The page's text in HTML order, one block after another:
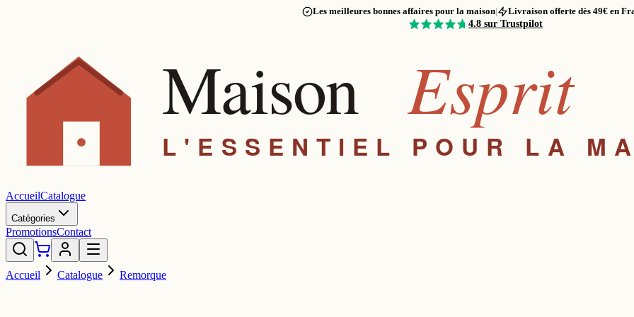
Les meilleures bonnes affaires pour la maison|
Livraison offerte dès 49€ en
4.8 sur Trustpilot
AccueilCatalogue
Catégories
PromotionsContact
Accueil Catalogue
Remorque